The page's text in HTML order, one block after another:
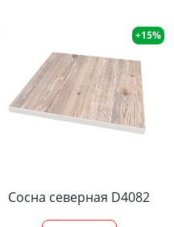
+15%
Сосна северная D4082